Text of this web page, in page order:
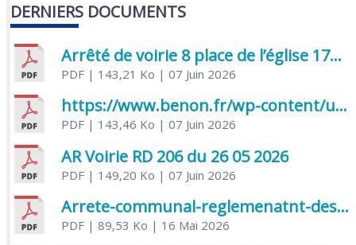
DERNIERS DOCUMENTS
Arrêté de voirie 8 place de l’église 17170 Benon
PDF| 143,21 Ko | 07 Juin 2026
https://www.benon.fr/wp-content/uploads/2026/06/AR-Voirie-Chemin-de-Lafond-du-26-05-2026.pdf
PDF| 143,46 Ko | 07 Juin 2026
AR Voirie RD 206 du 26 05 2026
PDF| 149,20 Ko | 07 Juin 2026
Arrete-communal-reglemenatnt-des-bruits-de-voisinage-et-des-activites-bruyantes
PDF| 89,53 Ko | 16 Mai 2026